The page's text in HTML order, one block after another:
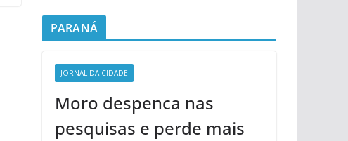
PARANÁ
JORNAL DA CIDADE
Moro despenca nas
pesquisas e perde mais